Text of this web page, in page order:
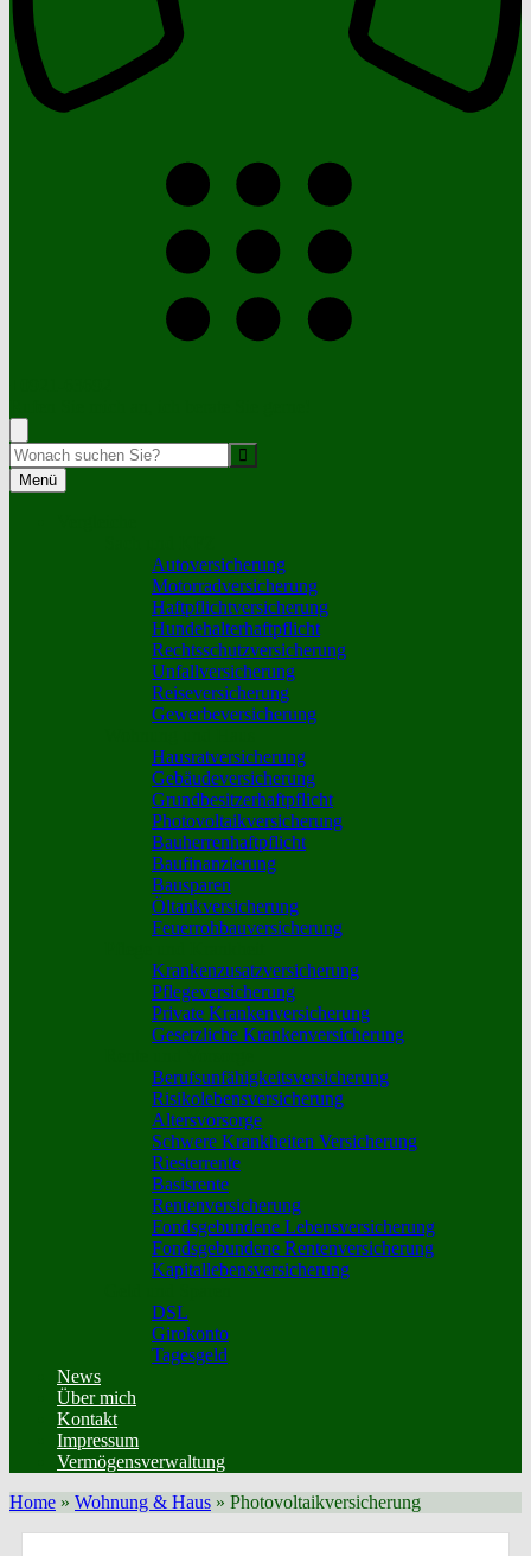
Menü
Autoversicherung
Motorradversicherung
Haftpflichtversicherung
Hundehalterhaftpflicht
Rechtsschutzversicherung
Unfallversicherung
Reiseversicherung
Gewerbeversicherung
Hausratversicherung
Gebäudeversicherung
Grundbesitzerhaftpflicht
Photovoltaikversicherung
Bauherrenhaftpflicht
Baufinanzierung
Bausparen
Öltankversicherung
Feuerrohbauversicherung
Krankenzusatzversicherung
Pflegeversicherung
Private Krankenversicherung
Gesetzliche Krankenversicherung
Berufs­unfähigkeitsversicherung
Risikolebensversicherung
Altersvorsorge
Schwere Krankheiten Versicherung
Riesterrente
Basisrente
Rentenversicherung
Fondsgebundene Lebensversicherung
Fondsgebundene Rentenversicherung
Kapitallebensversicherung
DSL
Girokonto
Tagesgeld
News
Über mich
Kontakt
Impressum
Vermögensverwaltung
Home » Wohnung & Haus » Photovoltaikversicherung